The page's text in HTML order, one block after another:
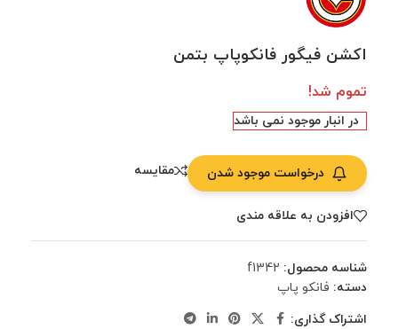
اکشن فیگور فانکوپاپ بتمن
تموم شد!
در انبار موجود نمی باشد
درخواست موجود شدن مقایسه
افزودن به علاقه مندی
شناسه محصول: f1342
دسته: فانکو پاپ
اشتراک گذاری: